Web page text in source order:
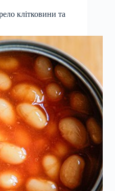
клітковини та